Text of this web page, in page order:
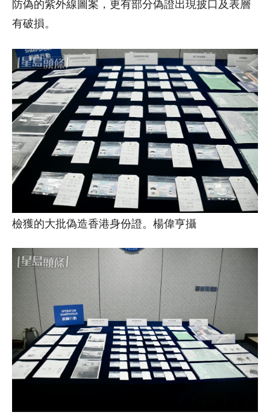
防偽的紫外線圖案，更有部分偽證出現披口及表層
有破損。
檢獲的大批偽造香港身份證。楊偉亨攝